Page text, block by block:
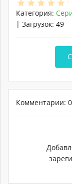
Категория:
| Загрузок: 49
Комментарии: 0